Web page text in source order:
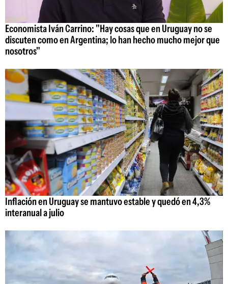
Economista Iván Carrino: "Hay cosas que en Uruguay no se
discuten como en Argentina; lo han hecho mucho mejor que
nosotros"
Inflación en Uruguay se mantuvo estable y quedó en 4,3%
interanual a julio